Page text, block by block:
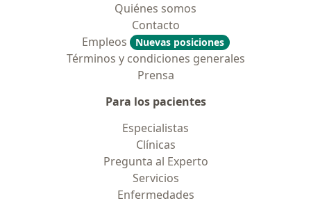
Quiénes somos
Contacto
Empleos
Nuevas posiciones
Términos y condiciones generales
Prensa
Para los pacientes
Especialistas
Clínicas
Pregunta al Experto
Servicios
Enfermedades